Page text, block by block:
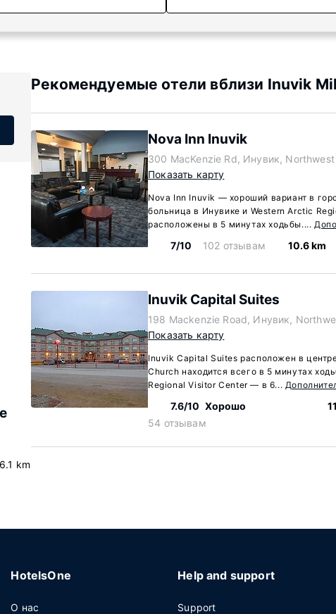
6.1 km
Рекомендуемые отели вблизи Inuvik
Nova Inn Inuvik
300 MacKenzie Rd, Инувик,
Показать карту
Nova Inn Inuvik — хороший вариант в
больница в Инувике и Western Arctic
расположены в 5 минутах ходьбы....
7/10 102 отзывам 10.6 km
Inuvik Capital Suites
198 Mackenzie Road, Инувик,
Показать карту
Inuvik Capital Suites расположен в
Church находится всего в 5 минутах
Regional Visitor Center — в 6...
7.6/10 Хорошо
54 отзывам
HotelsOne
О нас
Help and support
Support